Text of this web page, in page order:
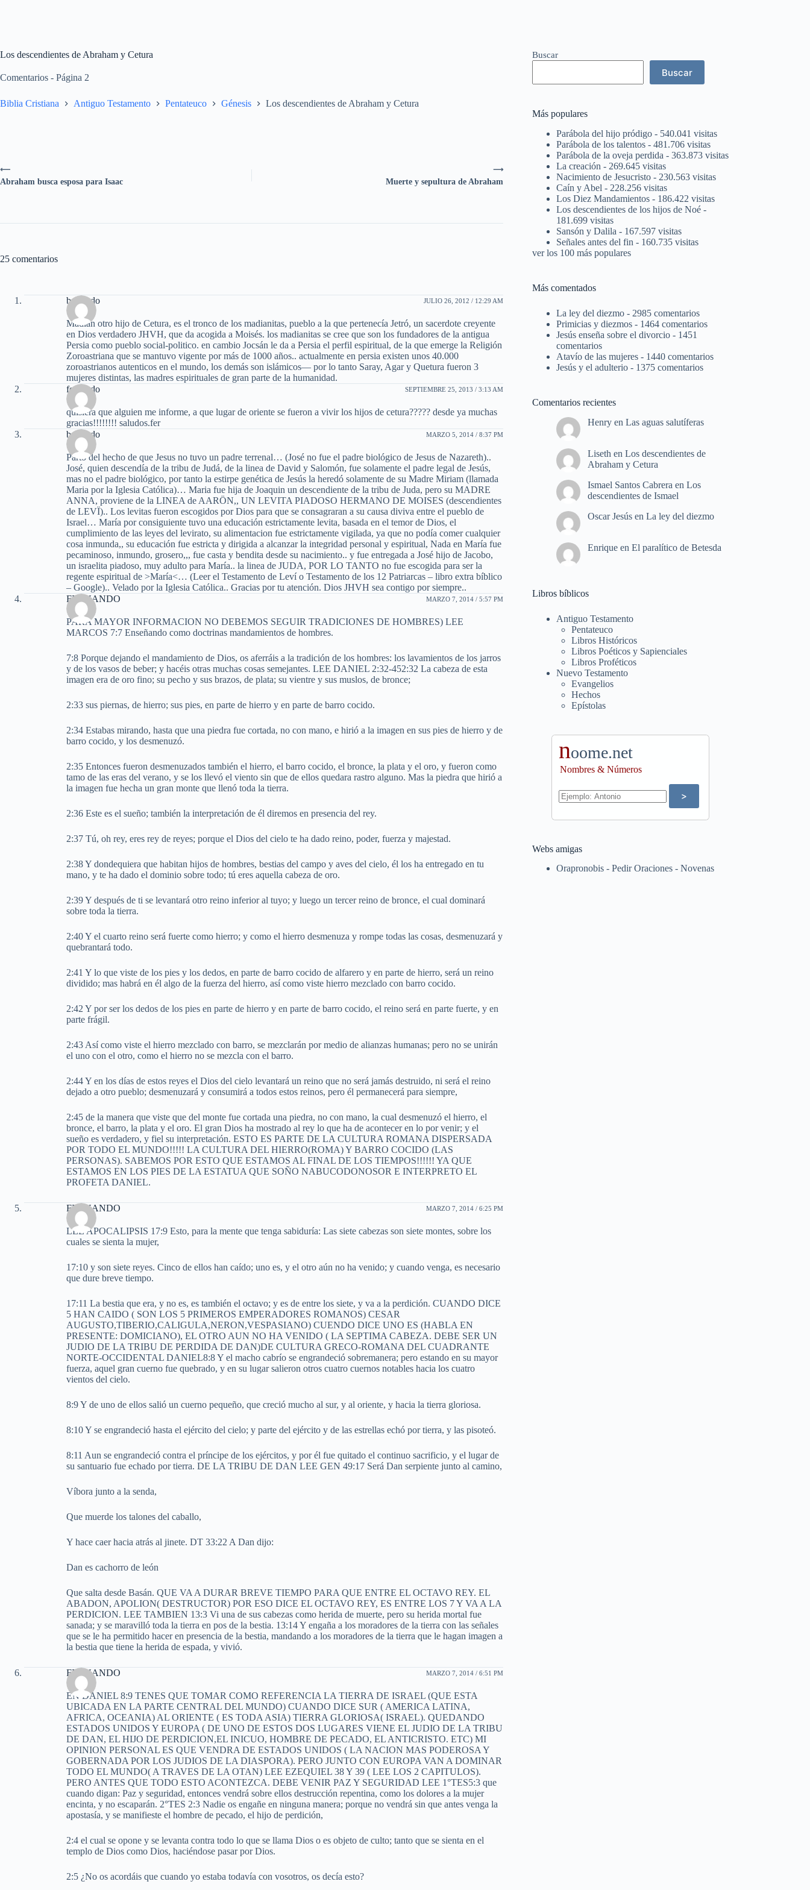
Los descendientes de Abraham y Cetura
Comentarios - Página 2
Biblia Cristiana Antiguo Testamento Pentateuco Génesis Los descendientes de Abraham y Cetura
⟶
Muerte y sepultura de Abraham
⟵
Abraham busca esposa para Isaac
25 comentarios
bernardo JULIO 26, 2012 / 12:29 AM
Madian otro hijo de Cetura, es el tronco de los madianitas, pueblo a la que pertenecía Jetró, un sacerdote creyente
en Dios verdadero JHVH, que da acogida a Moisés. los madianitas se cree que son los fundadores de la antigua
Persia como pueblo social-politico. en cambio Jocsán le da a Persia el perfil espiritual, de la que emerge la Religión
Zoroastriana que se mantuvo vigente por más de 1000 años.. actualmente en persia existen unos 40.000
zoroastrianos autenticos en el mundo, los demás son islámicos— por lo tanto Saray, Agar y Quetura fueron 3
mujeres distintas, las madres espirituales de gran parte de la humanidad.
fernando
SEPTIEMBRE 25, 2013 / 3:13 AM
quisiera que alguien me informe, a que lugar de oriente se fueron a vivir los hijos de cetura????? desde ya muchas
gracias!!!!!!!! saludos.fer
bernardo
MARZO 5, 2014 / 8:37 PM
Parto del hecho de que Jesus no tuvo un padre terrenal… (José no fue el padre biológico de Jesus de Nazareth)..
José, quien descendía de la tribu de Judá, de la linea de David y Salomón, fue solamente el padre legal de Jesús,
mas no el padre biológico, por tanto la estirpe genética de Jesús la heredó solamente de su Madre Miriam (llamada
Maria por la Iglesia Católica)… Maria fue hija de Joaquin un descendiente de la tribu de Juda, pero su MADRE
ANNA, proviene de la LINEA de AARÖN,, UN LEVITA PIADOSO HERMANO DE MOISES (descendientes
de LEVÏ).. Los levitas fueron escogidos por Dios para que se consagraran a su causa diviva entre el pueblo de
Israel… María por consiguiente tuvo una educación estrictamente levita, basada en el temor de Dios, el
cumplimiento de las leyes del levirato, su alimentacion fue estrictamente vigilada, ya que no podía comer cualquier
cosa inmunda,, su educación fue estricta y dirigida a alcanzar la integridad personal y espiritual, Nada en María fue
pecaminoso, inmundo, grosero,,, fue casta y bendita desde su nacimiento.. y fue entregada a José hijo de Jacobo,
un israelita piadoso, muy adulto para María.. la linea de JUDA, POR LO TANTO no fue escogida para ser la
regente espiritual de >María<… (Leer el Testamento de Leví o Testamento de los 12 Patriarcas – libro extra bíblico
– Google).. Velado por la Iglesia Católica.. Gracias por tu atención. Dios JHVH sea contigo por siempre..
FERNANDO
MARZO 7, 2014 / 5:57 PM
PARA MAYOR INFORMACION NO DEBEMOS SEGUIR TRADICIONES DE HOMBRES) LEE
MARCOS 7:7 Enseñando como doctrinas mandamientos de hombres.
7:8 Porque dejando el mandamiento de Dios, os aferráis a la tradición de los hombres: los lavamientos de los jarros
y de los vasos de beber; y hacéis otras muchas cosas semejantes. LEE DANIEL 2:32-452:32 La cabeza de esta
imagen era de oro fino; su pecho y sus brazos, de plata; su vientre y sus muslos, de bronce;
2:33 sus piernas, de hierro; sus pies, en parte de hierro y en parte de barro cocido.
2:34 Estabas mirando, hasta que una piedra fue cortada, no con mano, e hirió a la imagen en sus pies de hierro y de
barro cocido, y los desmenuzó.
2:35 Entonces fueron desmenuzados también el hierro, el barro cocido, el bronce, la plata y el oro, y fueron como
tamo de las eras del verano, y se los llevó el viento sin que de ellos quedara rastro alguno. Mas la piedra que hirió a
la imagen fue hecha un gran monte que llenó toda la tierra.
2:36 Este es el sueño; también la interpretación de él diremos en presencia del rey.
2:37 Tú, oh rey, eres rey de reyes; porque el Dios del cielo te ha dado reino, poder, fuerza y majestad.
2:38 Y dondequiera que habitan hijos de hombres, bestias del campo y aves del cielo, él los ha entregado en tu
mano, y te ha dado el dominio sobre todo; tú eres aquella cabeza de oro.
2:39 Y después de ti se levantará otro reino inferior al tuyo; y luego un tercer reino de bronce, el cual dominará
sobre toda la tierra.
2:40 Y el cuarto reino será fuerte como hierro; y como el hierro desmenuza y rompe todas las cosas, desmenuzará y
quebrantará todo.
2:41 Y lo que viste de los pies y los dedos, en parte de barro cocido de alfarero y en parte de hierro, será un reino
dividido; mas habrá en él algo de la fuerza del hierro, así como viste hierro mezclado con barro cocido.
2:42 Y por ser los dedos de los pies en parte de hierro y en parte de barro cocido, el reino será en parte fuerte, y en
parte frágil.
2:43 Así como viste el hierro mezclado con barro, se mezclarán por medio de alianzas humanas; pero no se unirán
el uno con el otro, como el hierro no se mezcla con el barro.
2:44 Y en los días de estos reyes el Dios del cielo levantará un reino que no será jamás destruido, ni será el reino
dejado a otro pueblo; desmenuzará y consumirá a todos estos reinos, pero él permanecerá para siempre,
2:45 de la manera que viste que del monte fue cortada una piedra, no con mano, la cual desmenuzó el hierro, el
bronce, el barro, la plata y el oro. El gran Dios ha mostrado al rey lo que ha de acontecer en lo por venir; y el
sueño es verdadero, y fiel su interpretación. ESTO ES PARTE DE LA CULTURA ROMANA DISPERSADA
POR TODO EL MUNDO!!!!! LA CULTURA DEL HIERRO(ROMA) Y BARRO COCIDO (LAS
PERSONAS). SABEMOS POR ESTO QUE ESTAMOS AL FINAL DE LOS TIEMPOS!!!!!! YA QUE
ESTAMOS EN LOS PIES DE LA ESTATUA QUE SOÑO NABUCODONOSOR E INTERPRETO EL
PROFETA DANIEL.
FERNANDO MARZO 7, 2014 / 6:25 PM
LEE APOCALIPSIS 17:9 Esto, para la mente que tenga sabiduría: Las siete cabezas son siete montes, sobre los
cuales se sienta la mujer,
17:10 y son siete reyes. Cinco de ellos han caído; uno es, y el otro aún no ha venido; y cuando venga, es necesario
que dure breve tiempo.
17:11 La bestia que era, y no es, es también el octavo; y es de entre los siete, y va a la perdición. CUANDO DICE
5 HAN CAIDO ( SON LOS 5 PRIMEROS EMPERADORES ROMANOS) CESAR
AUGUSTO,TIBERIO,CALIGULA,NERON,VESPASIANO) CUENDO DICE UNO ES (HABLA EN
PRESENTE: DOMICIANO), EL OTRO AUN NO HA VENIDO ( LA SEPTIMA CABEZA. DEBE SER UN
JUDIO DE LA TRIBU DE PERDIDA DE DAN)DE CULTURA GRECO-ROMANA DEL CUADRANTE
NORTE-OCCIDENTAL DANIEL8:8 Y el macho cabrío se engrandeció sobremanera; pero estando en su mayor
fuerza, aquel gran cuerno fue quebrado, y en su lugar salieron otros cuatro cuernos notables hacia los cuatro
vientos del cielo.
8:9 Y de uno de ellos salió un cuerno pequeño, que creció mucho al sur, y al oriente, y hacia la tierra gloriosa.
8:10 Y se engrandeció hasta el ejército del cielo; y parte del ejército y de las estrellas echó por tierra, y las pisoteó.
8:11 Aun se engrandeció contra el príncipe de los ejércitos, y por él fue quitado el continuo sacrificio, y el lugar de
su santuario fue echado por tierra. DE LA TRIBU DE DAN LEE GEN 49:17 Será Dan serpiente junto al camino,
Víbora junto a la senda,
Que muerde los talones del caballo,
Y hace caer hacia atrás al jinete. DT 33:22 A Dan dijo:
Dan es cachorro de león
Que salta desde Basán. QUE VA A DURAR BREVE TIEMPO PARA QUE ENTRE EL OCTAVO REY. EL
ABADON, APOLION( DESTRUCTOR) POR ESO DICE EL OCTAVO REY, ES ENTRE LOS 7 Y VA A LA
PERDICION. LEE TAMBIEN 13:3 Vi una de sus cabezas como herida de muerte, pero su herida mortal fue
sanada; y se maravilló toda la tierra en pos de la bestia. 13:14 Y engaña a los moradores de la tierra con las señales
que se le ha permitido hacer en presencia de la bestia, mandando a los moradores de la tierra que le hagan imagen a
la bestia que tiene la herida de espada, y vivió.
FERNANDO MARZO 7, 2014 / 6:51 PM
EN DANIEL 8:9 TENES QUE TOMAR COMO REFERENCIA LA TIERRA DE ISRAEL (QUE ESTA
UBICADA EN LA PARTE CENTRAL DEL MUNDO) CUANDO DICE SUR ( AMERICA LATINA,
AFRICA, OCEANIA) AL ORIENTE ( ES TODA ASIA) TIERRA GLORIOSA( ISRAEL). QUEDANDO
ESTADOS UNIDOS Y EUROPA ( DE UNO DE ESTOS DOS LUGARES VIENE EL JUDIO DE LA TRIBU
DE DAN, EL HIJO DE PERDICION,EL INICUO, HOMBRE DE PECADO, EL ANTICRISTO. ETC) MI
OPINION PERSONAL ES QUE VENDRA DE ESTADOS UNIDOS ( LA NACION MAS PODEROSA Y
GOBERNADA POR LOS JUDIOS DE LA DIASPORA). PERO JUNTO CON EUROPA VAN A DOMINAR
TODO EL MUNDO( A TRAVES DE LA OTAN) LEE EZEQUIEL 38 Y 39 ( LEE LOS 2 CAPITULOS).
PERO ANTES QUE TODO ESTO ACONTEZCA. DEBE VENIR PAZ Y SEGURIDAD LEE 1°TES5:3 que
cuando digan: Paz y seguridad, entonces vendrá sobre ellos destrucción repentina, como los dolores a la mujer
encinta, y no escaparán. 2°TES 2:3 Nadie os engañe en ninguna manera; porque no vendrá sin que antes venga la
apostasía, y se manifieste el hombre de pecado, el hijo de perdición,
2:4 el cual se opone y se levanta contra todo lo que se llama Dios o es objeto de culto; tanto que se sienta en el
templo de Dios como Dios, haciéndose pasar por Dios.
2:5 ¿No os acordáis que cuando yo estaba todavía con vosotros, os decía esto?
Buscar
Buscar
Más populares
Parábola del hijo pródigo - 540.041 visitas
Parábola de los talentos - 481.706 visitas
Parábola de la oveja perdida - 363.873 visitas
La creación - 269.645 visitas
Nacimiento de Jesucristo - 230.563 visitas
Caín y Abel - 228.256 visitas
Los Diez Mandamientos - 186.422 visitas
Los descendientes de los hijos de Noé -
181.699 visitas
Sansón y Dalila - 167.597 visitas
Señales antes del fin - 160.735 visitas
ver los 100 más populares
Más comentados
La ley del diezmo - 2985 comentarios
Primicias y diezmos - 1464 comentarios
Jesús enseña sobre el divorcio - 1451
comentarios
Atavío de las mujeres - 1440 comentarios
Jesús y el adulterio - 1375 comentarios
Comentarios recientes
Henry enLas aguas salutíferas
Liseth enLos descendientes de
Abraham y Cetura
Ismael Santos Cabrera enLos
descendientes de Ismael
Oscar Jesús enLa ley del diezmo
Enrique enEl paralítico de Betesda
Libros bíblicos
Antiguo Testamento
Pentateuco
Libros Históricos
Libros Poéticos y Sapienciales
Libros Proféticos
Nuevo Testamento
Evangelios
Hechos
Epístolas
noome.net
Nombres & Números
Webs amigas
Orapronobis - Pedir Oraciones - Novenas